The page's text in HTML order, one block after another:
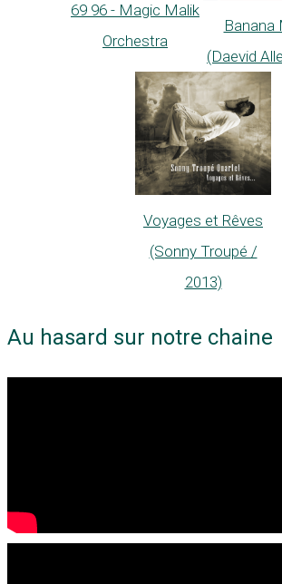
69 96 - Magic Malik
Orchestra
Banana
(Daevid
Voyages et Rêves
(Sonny Troupé /
2013)
Au hasard sur notre chaine